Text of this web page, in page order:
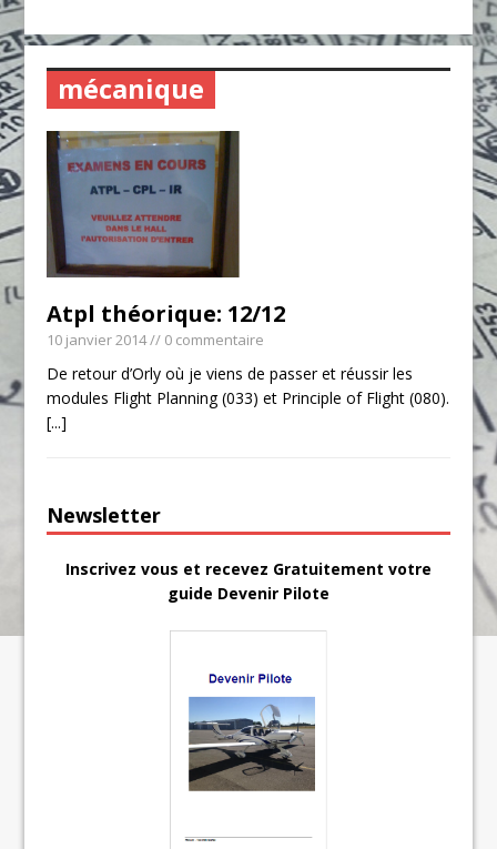
mécanique
Atpl théorique: 12/12
10 janvier 2014// 0 commentaire
De retour d’Orly où je viens de passer et réussir les
modules Flight Planning (033) et Principle of Flight (080).
[...]
Newsletter
Inscrivez vous et recevez Gratuitement votre
guide Devenir Pilote